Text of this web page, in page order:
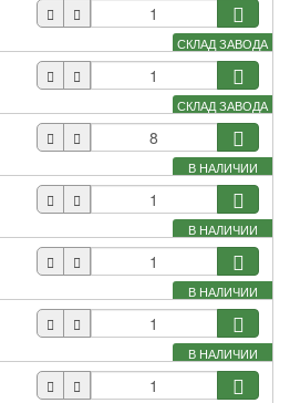
СКЛАД ЗАВОДА
СКЛАД ЗАВОДА
В НАЛИЧИИ
В НАЛИЧИИ
В НАЛИЧИИ
В НАЛИЧИИ